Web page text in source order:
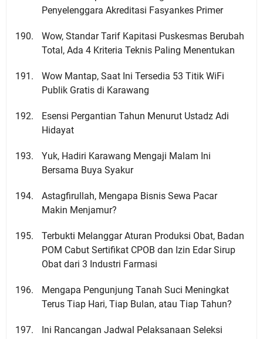
Penyelenggara Akreditasi Fasyankes Primer
Wow, Standar Tarif Kapitasi Puskesmas Berubah
Total, Ada 4 Kriteria Teknis Paling Menentukan
Wow Mantap, Saat Ini Tersedia 53 Titik WiFi
Publik Gratis di Karawang
Esensi Pergantian Tahun Menurut Ustadz Adi
Hidayat
Yuk, Hadiri Karawang Mengaji Malam Ini
Bersama Buya Syakur
Astagfirullah, Mengapa Bisnis Sewa Pacar
Makin Menjamur?
Terbukti Melanggar Aturan Produksi Obat, Badan
POM Cabut Sertifikat CPOB dan Izin Edar Sirup
Obat dari 3 Industri Farmasi
Mengapa Pengunjung Tanah Suci Meningkat
Terus Tiap Hari, Tiap Bulan, atau Tiap Tahun?
Ini Rancangan Jadwal Pelaksanaan Seleksi